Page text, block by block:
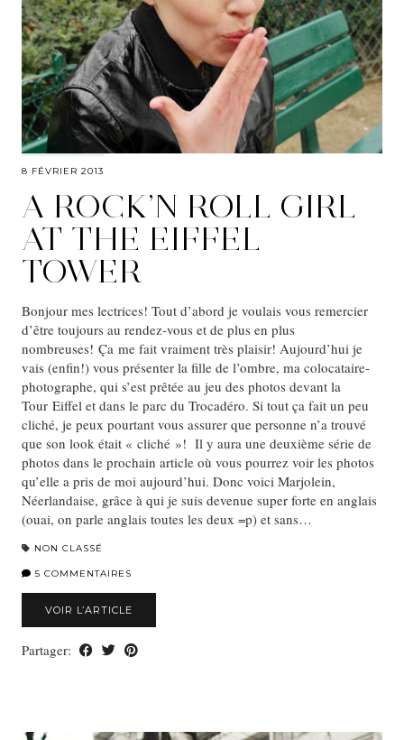
8 FÉVRIER 2013
A ROCK’N ROLL GIRL
AT THE EIFFEL
TOWER
Bonjour mes lectrices! Tout d’abord je voulais vous remercier
d’être toujours au rendez-vous et de plus en plus
nombreuses! Ça me fait vraiment très plaisir! Aujourd’hui je
vais (enfin!) vous présenter la fille de l’ombre, ma colocataire-
photographe, qui s’est prêtée au jeu des photos devant la
Tour Eiffel et dans le parc du Trocadéro. Si tout ça fait un peu
cliché, je peux pourtant vous assurer que personne n’a trouvé
que son look était « cliché »! Il y aura une deuxième série de
photos dans le prochain article où vous pourrez voir les photos
qu’elle a pris de moi aujourd’hui. Donc voici Marjolein,
Néerlandaise, grâce à qui je suis devenue super forte en anglais
(ouai, on parle anglais toutes les deux =p) et sans…
NON CLASSÉ
5 COMMENTAIRES
VOIR L’ARTICLE
Partager: